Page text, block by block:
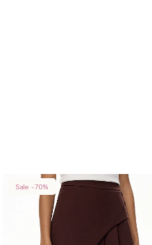
Sale -70%